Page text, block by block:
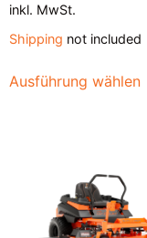
inkl. MwSt.
Shipping not included
Ausführung wählen